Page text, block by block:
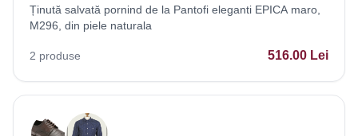
Ținută salvată pornind de la Pantofi eleganti EPICA maro,
M296, din piele naturala
2 produse 516.00 Lei